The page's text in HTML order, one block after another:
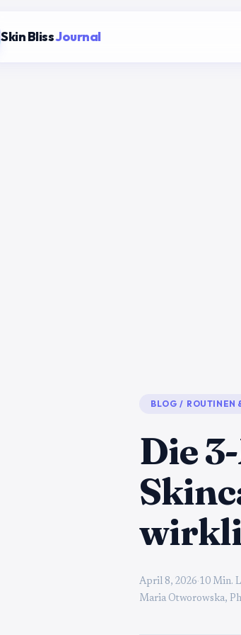
Skin BlissJournal
BLOG / ROUTINEN
Die
April 8, 2026· 10 Min.
Maria Otworowska,